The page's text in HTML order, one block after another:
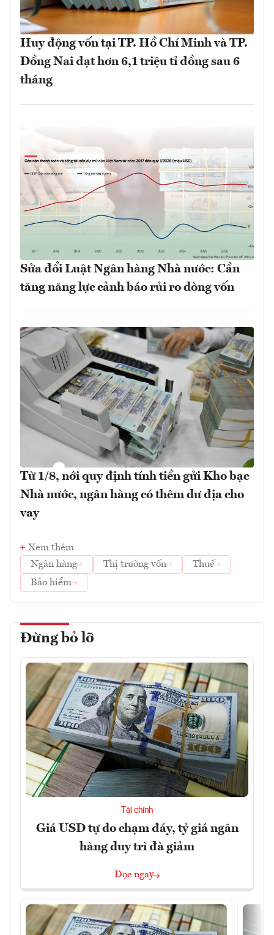
Huy động vốn tại TP. Hồ Chí Minh và TP.
Đồng Nai đạt hơn 6,1 triệu tỉ đồng sau 6
tháng
Sửa đổi Luật Ngân hàng Nhà nước: Cần
tăng năng lực cảnh báo rủi ro dòng vốn
Từ 1/8, nới quy định tính tiền gửi Kho bạc
Nhà nước, ngân hàng có thêm dư địa cho
vay
Xem thêm
Ngân hàng
Thị trường vốn
Thuế
Bảo hiểm
Đừng bỏ lỡ
Tài chính
Giá USD tự do chạm đáy, tỷ giá ngân
hàng duy trì đà giảm
Đọc ngay